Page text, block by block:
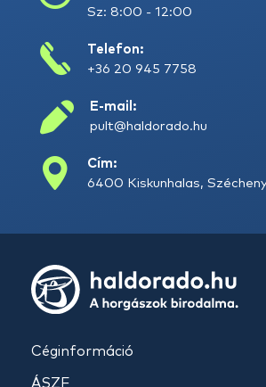
Sz: 8:00 - 12:00
Telefon:
+36 20 945 7758
E-mail:
pult@haldorado.hu
Cím:
6400 Kiskunhalas,
Céginformáció
ÁSZF